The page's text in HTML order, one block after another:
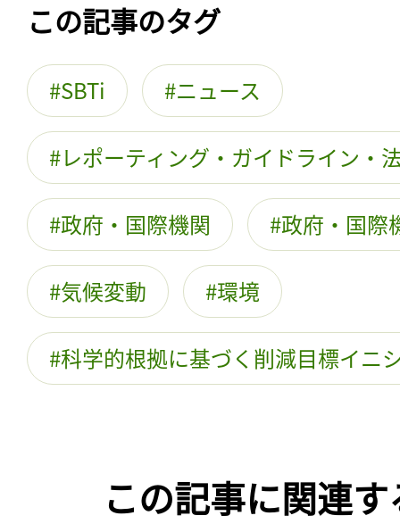
この記事のタグ
SBTi ニュース
レポーティング・ガイドライン・
政府・国際機関 政府・国際
気候変動 環境
科学的根拠に基づく削減目標イニ
この記事に関連